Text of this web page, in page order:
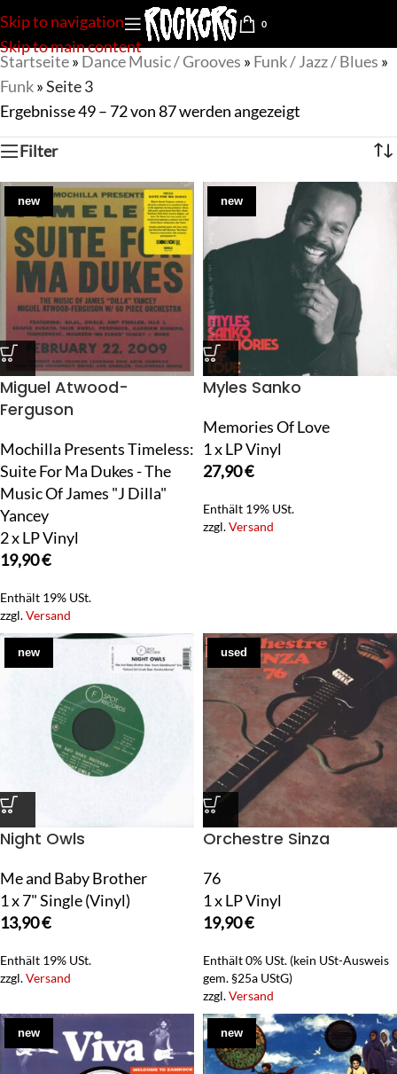
Skip to navigation
Skip to main content
0
Startseite» Dance Music / Grooves » Funk / Jazz / Blues »
Funk»Seite 3
Ergebnisse 49 – 72 von 87 werden angezeigt
Filter
new
Miguel Atwood-
Ferguson
Mochilla Presents Timeless:
Suite For Ma Dukes - The
Music Of James "J Dilla"
Yancey
2 x LP Vinyl
19,90€
Enthält 19% USt.
zzgl.Versand
new
Myles Sanko
Memories Of Love
1 x LP Vinyl
27,90€
Enthält 19% USt.
zzgl.Versand
new
Night Owls
Me and Baby Brother
1 x 7" Single (Vinyl)
13,90€
Enthält 19% USt.
zzgl.Versand
used
Orchestre Sinza
76
1 x LP Vinyl
19,90€
Enthält 0% USt. (kein USt-Ausweis
gem. §25a UStG)
zzgl.Versand
new new